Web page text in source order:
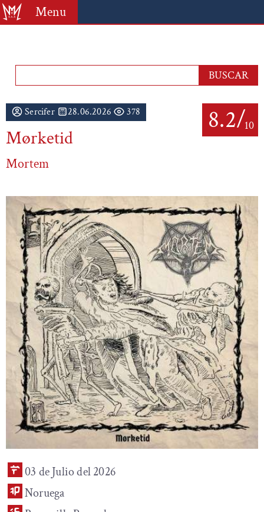
Menu
8.2/10
Sercifer 28.06.2026 378
Mørketid
Mortem
03 de Julio del 2026
Noruega